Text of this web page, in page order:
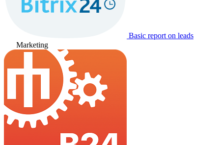
Basic report on leads
Marketing